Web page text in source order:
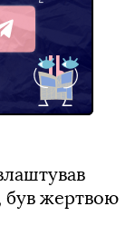
був жертвою